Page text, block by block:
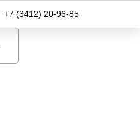
+7 (3412) 20-96-85